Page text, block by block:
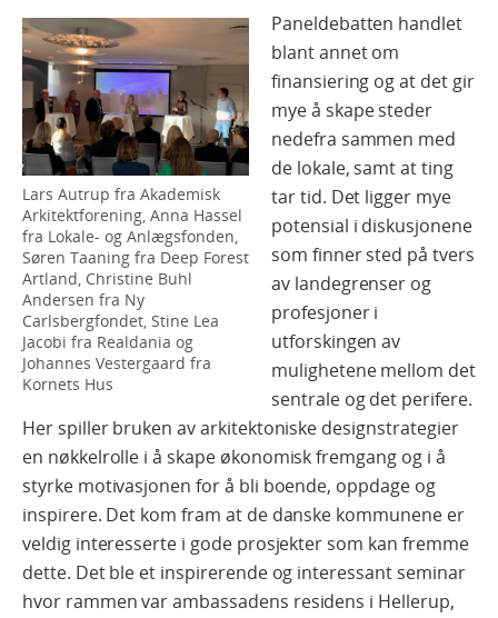
Lars Autrup fra Akademisk
Arkitektforening, Anna Hassel
fra Lokale- og Anlægsfonden,
Søren Taaning fra Deep Forest
Artland, Christine Buhl
Andersen fra Ny
Carlsbergfondet, Stine Lea
Jacobi fra Realdania og
Johannes Vestergaard fra
Kornets Hus
Paneldebatten handlet
blant annet om
finansiering og at det gir
mye å skape steder
nedefra sammen med
de lokale, samt at ting
tar tid. Det ligger mye
potensial i diskusjonene
som finner sted på tvers
av landegrenser og
profesjoner i
utforskingen av
mulighetene mellom det
sentrale og det perifere.
Her spiller bruken av arkitektoniske designstrategier
en nøkkelrolle i å skape økonomisk fremgang og i å
styrke motivasjonen for å bli boende, oppdage og
inspirere. Det kom fram at de danske kommunene er
veldig interesserte i gode prosjekter som kan fremme
dette. Det ble et inspirerende og interessant seminar
hvor rammen var ambassadens residens i Hellerup,